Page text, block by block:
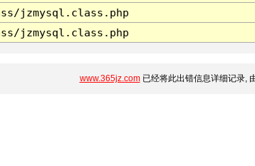
jzmysql.class.php
jzmysql.class.php
www.365jz.com已经将此出错信息详细记录,